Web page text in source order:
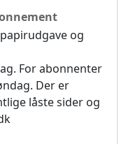
og
For abonnenter
Der er
låste sider og